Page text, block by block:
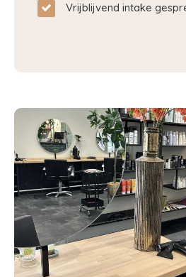
Vrijblijvend intake